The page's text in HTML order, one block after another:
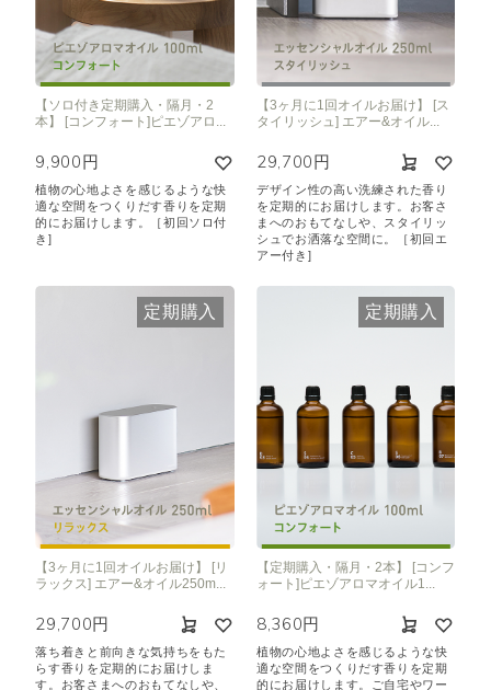
クリア
【ソロ付き定期購入・隔月・2
本】 [コンフォート]ピエゾアロ...
9,900円
植物の心地よさを感じるような快
適な空間をつくりだす香りを定期
的にお届けします。［初回ソロ付
き]
【3ヶ月に1回オイルお届け】 [ス
タイリッシュ] エアー&オイル...
29,700円
デザイン性の高い洗練された香り
を定期的にお届けします。お客さ
まへのおもてなしや、スタイリッ
シュでお洒落な空間に。［初回エ
アー付き]
定期購入
【3ヶ月に1回オイルお届け】 [リ
ラックス] エアー&オイル250m...
29,700円
落ち着きと前向きな気持ちをもた
らす香りを定期的にお届けしま
す。お客さまへのおもてなしや、
定期購入
【定期購入・隔月・2本】 [コンフ
ォート]ピエゾアロマオイル1...
8,360円
植物の心地よさを感じるような快
適な空間をつくりだす香りを定期
的にお届けします。ご自宅やワー